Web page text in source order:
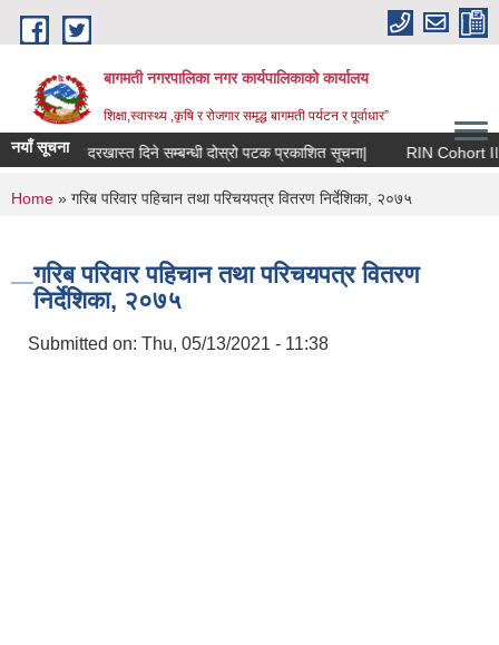
Skip to main content
बागमती नगरपालिका नगर कार्यपालिकाको कार्यालय
शिक्षा,स्वास्थ्य ,कृषि र रोजगार समृद्ध बागमती पर्यटन र पूर्वाधार”
नयाँ सूचना
सरुवा सहमतिको लागि दरखास्त दिने सम्बन्धी दोस्रो पटक प्रकाशित सूचना| RIN Cohort III
You are here
Home » गरिब परिवार पहिचान तथा परिचयपत्र वितरण निर्देशिका, २०७५
गरिब परिवार पहिचान तथा परिचयपत्र वितरण
निर्देशिका, २०७५
Submitted on: Thu, 05/13/2021 - 11:38